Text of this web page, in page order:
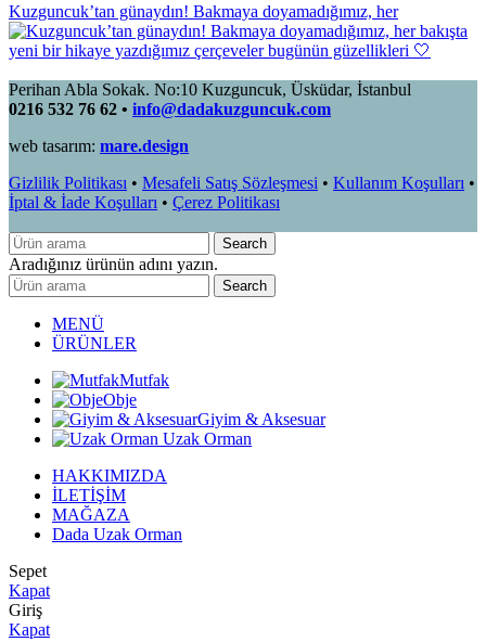
Kuzguncuk’tan günaydın! Bakmaya doyamadığımız, her
Perihan Abla Sokak. No:10 Kuzguncuk, Üsküdar, İstanbul
0216 532 76 62 • info@dadakuzguncuk.com
web tasarım: mare.design
Gizlilik Politikası • Mesafeli Satış Sözleşmesi • Kullanım Koşulları •
İptal & İade Koşulları • Çerez Politikası
Search
Aradığınız ürünün adını yazın.
Search
MENÜ
ÜRÜNLER
Mutfak
Obje
Giyim & Aksesuar
Uzak Orman
HAKKIMIZDA
İLETİŞİM
MAĞAZA
Dada Uzak Orman
Sepet
Kapat
Giriş
Kapat